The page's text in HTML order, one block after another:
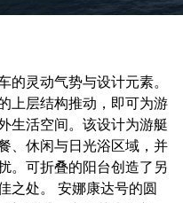
灵动气势与设计元素。
上层结构推动，即可为游
生活空间。该设计为游艇
、休闲与日光浴区域，并
。可折叠的阳台创造了另
之处。 安娜康达号的圆